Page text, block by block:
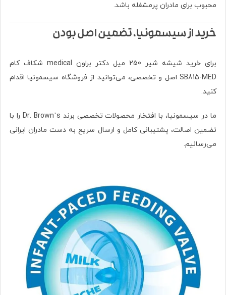
محبوب برای مادران پرمشغله باشد.
خرید از سیسمونیا، تضمین اصل بودن
برای خرید شیشه شیر 250 میل دکتر براون medical شکاف کام
SB815-MED اصل و تخصصی، می‌توانید از فروشگاه سیسمونیا اقدام
کنید.
ما در سیسمونیا، با افتخار محصولات تخصصی برند Dr. Brown’s را با
تضمین اصالت، پشتیبانی کامل و ارسال سریع به دست مادران ایرانی
می‌رسانیم.